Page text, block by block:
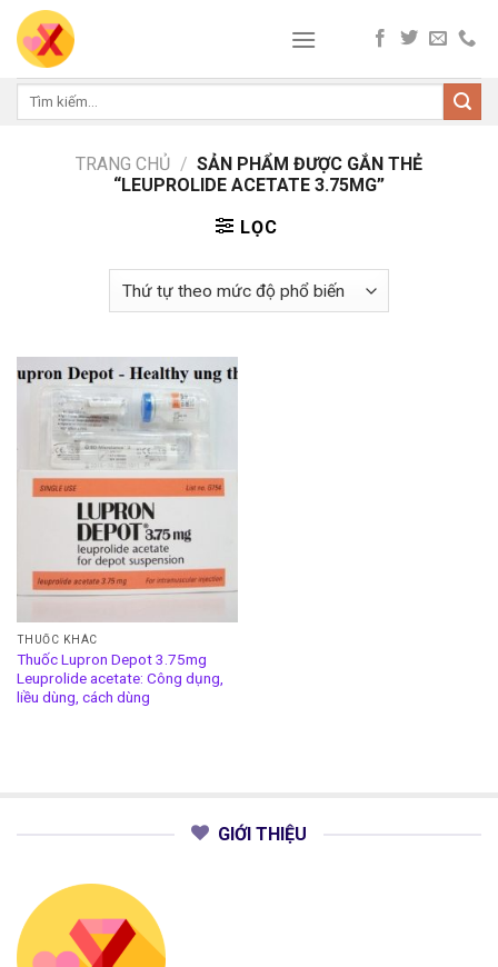
Skip
content
Tìm
TRANG CHỦ / SẢN PHẨM ĐƯỢC GẮN THẺ
“LEUPROLIDE ACETATE 3.75MG”
LỌC
THUỐC KHÁC
Thuốc Lupron Depot 3.75mg
Leuprolide acetate: Công dụng,
liều dùng, cách dùng
GIỚI THIỆU